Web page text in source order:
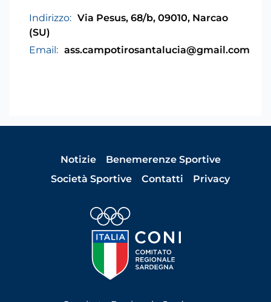
Indirizzo: Via Pesus, 68/b, 09010, Narcao
(SU)
Email: ass.campotirosantalucia@gmail.com
Notizie
Benemerenze Sportive
Società Sportive
Contatti Privacy